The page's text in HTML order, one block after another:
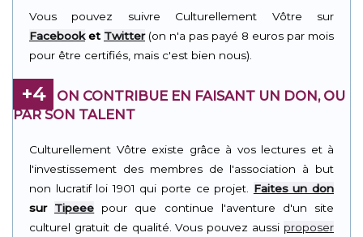
Vous pouvez suivre Culturellement Vôtre sur
Facebooket Twitter(on n'a pas payé 8 euros par mois
pour être certifiés, mais c'est bien nous).
+4
ON CONTRIBUE EN FAISANT UN DON, OU
PAR SON TALENT
Culturellement Vôtre existe grâce à vos lectures et à
l'investissement des membres de l'association à but
non lucratif loi 1901 qui porte ce projet. Faites un don
sur Tipeee pour que continue l'aventure d'un site
culturel gratuit de qualité. Vous pouvez aussi proposer